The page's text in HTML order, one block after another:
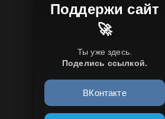
Поддержи сайт
🚀
Ты уже здесь.
Поделись ссылкой.
ВКонтакте